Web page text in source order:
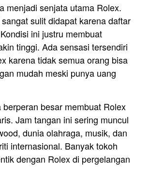
menjadi senjata utama Rolex.
sulit didapat karena daftar
ini justru membuat
tinggi. Ada sensasi tersendiri
karena tidak semua orang bisa
mudah meski punya uang
besar membuat Rolex
Jam tangan ini sering muncul
dunia olahraga, musik, dan
internasional. Banyak tokoh
dengan Rolex di pergelangan